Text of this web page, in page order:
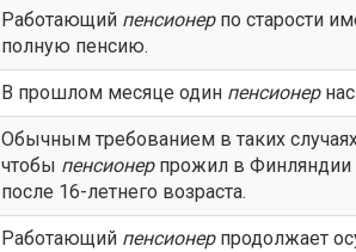
Работающий пенсионерпо старости
полную пенсию.
В прошлом месяце один пенсионернас
Обычным требованием в таких
чтобы пенсионерпрожил в Финляндии
после 16-летнего возраста.
Работающий пенсионерпродолжает